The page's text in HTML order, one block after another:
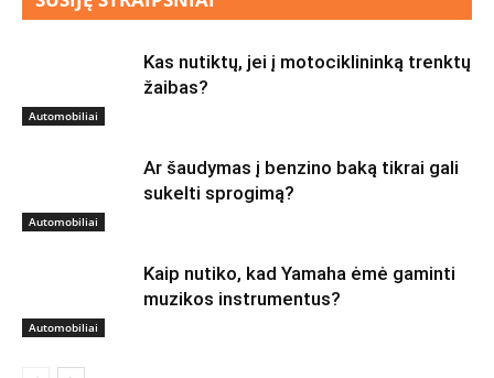
Automobiliai
Kas nutiktų, jei į motociklininką trenktų
žaibas?
Automobiliai
Ar šaudymas į benzino baką tikrai gali
sukelti sprogimą?
Automobiliai
Kaip nutiko, kad Yamaha ėmė gaminti
muzikos instrumentus?